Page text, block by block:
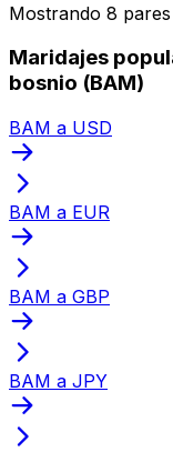
Mostrando 8
Maridajes
bosnio (BAM)
BAM a USD
BAM a EUR
BAM a GBP
BAM a JPY